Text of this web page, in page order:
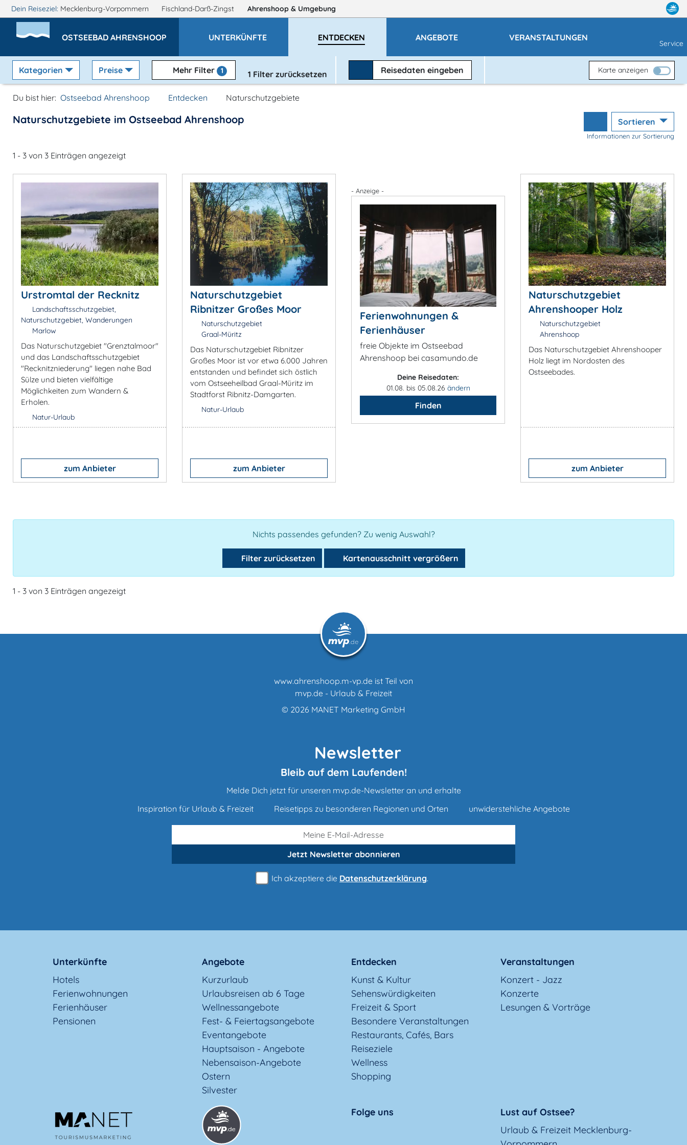
Dein Reiseziel: Mecklenburg-Vorpommern Fischland-Darß-Zingst Ahrenshoop & Umgebung
OSTSEEBAD AHRENSHOOP UNTERKÜNFTE ENTDECKEN ANGEBOTE VERANSTALTUNGEN
Service
Kategorien Preise Mehr Filter 1 1 Filter zurücksetzen Reisedateneingeben Karte anzeigen
Du bist hier: Ostseebad Ahrenshoop Entdecken Naturschutzgebiete
Naturschutzgebiete im Ostseebad Ahrenshoop Sortieren
Informationen zur Sortierung
1 - 3 von 3 Einträgen angezeigt
Urstromtal der Recknitz
Landschaftsschutzgebiet,
Naturschutzgebiet, Wanderungen
Marlow
Das Naturschutzgebiet "Grenztalmoor"
und das Landschaftsschutzgebiet
"Recknitzniederung" liegen nahe Bad
Sülze und bieten vielfältige
Möglichkeiten zum Wandern &
Erholen.
Natur-Urlaub
zum Anbieter
Naturschutzgebiet
Ribnitzer Großes Moor
Naturschutzgebiet
Graal-Müritz
Das Naturschutzgebiet Ribnitzer
Großes Moor ist vor etwa 6.000 Jahren
entstanden und befindet sich östlich
vom Ostseeheilbad Graal-Müritz im
Stadtforst Ribnitz-Damgarten.
Natur-Urlaub
zum Anbieter
- Anzeige -
Ferienwohnungen &
Ferienhäuser
freie Objekte im Ostseebad
Ahrenshoop bei casamundo.de
Deine Reisedaten:
01.08. bis 05.08.26 ändern
Finden
Naturschutzgebiet
Ahrenshooper Holz
Naturschutzgebiet
Ahrenshoop
Das Naturschutzgebiet Ahrenshooper
Holz liegt im Nordosten des
Ostseebades.
zum Anbieter
Nichts passendes gefunden? Zu wenig Auswahl?
Filter zurücksetzen Kartenausschnitt vergrößern
1 - 3 von 3 Einträgen angezeigt
www.ahrenshoop.m-vp.de ist Teil von
mvp.de - Urlaub & Freizeit
© 2026 MANET Marketing GmbH
Newsletter
Bleib auf dem Laufenden!
Melde Dich jetzt für unseren mvp.de-Newsletter an und erhalte
Inspiration für Urlaub & Freizeit
Reisetipps zu besonderen Regionen und Orten unwiderstehliche Angebote
Jetzt Newsletterabonnieren
Ich akzeptiere die Datenschutzerklärung.
Unterkünfte
Hotels
Ferienwohnungen
Ferienhäuser
Pensionen
Angebote
Kurzurlaub
Urlaubsreisen ab 6 Tage
Wellnessangebote
Fest- & Feiertagsangebote
Eventangebote
Hauptsaison - Angebote
Nebensaison-Angebote
Ostern
Silvester
Entdecken
Kunst & Kultur
Sehenswürdigkeiten
Freizeit & Sport
Besondere Veranstaltungen
Restaurants, Cafés, Bars
Reiseziele
Wellness
Shopping
Veranstaltungen
Konzert - Jazz
Konzerte
Lesungen & Vorträge
Folge uns
Lust auf Ostsee?
Urlaub & Freizeit Mecklenburg-